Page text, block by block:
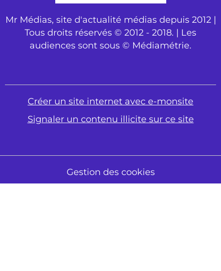
Mr Médias, site d'actualité médias depuis 2012 |
Tous droits réservés © 2012 - 2018. | Les
audiences sont sous © Médiamétrie.
Créer un site internet avec e-monsite
Signaler un contenu illicite sur ce site
Gestion des cookies